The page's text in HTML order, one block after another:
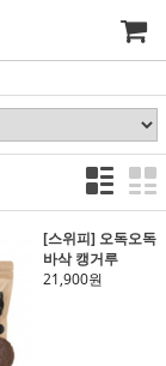
[스위피] 오독오독
바삭 캥거루
21,900원